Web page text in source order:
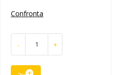
Confronta
- +